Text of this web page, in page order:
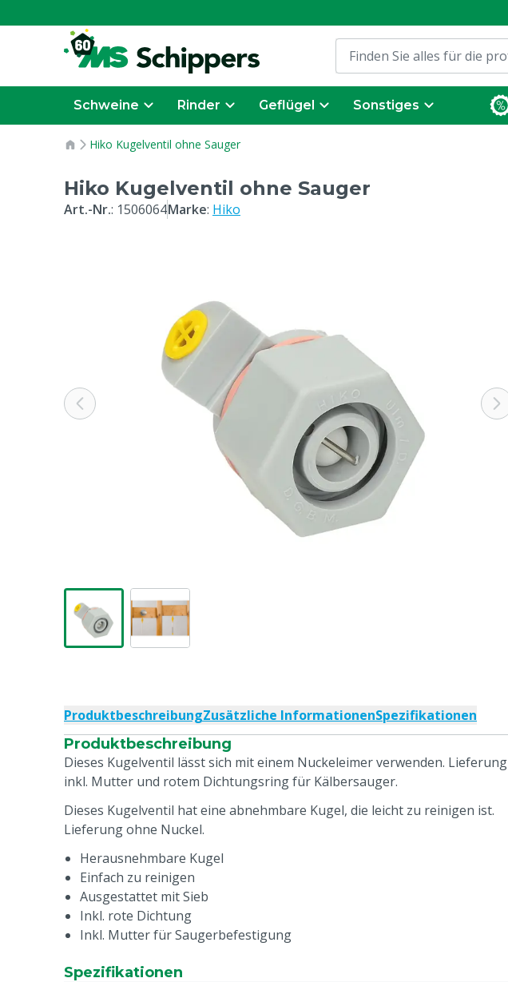
Schweine Rinder Geflügel Sonstiges
Hiko Kugelventil ohne Sauger
Hiko Kugelventil ohne Sauger
Art.-Nr.: 1506064Marke: Hiko
ProduktbeschreibungZusätzliche InformationenSpezifikationen
Produktbeschreibung
Dieses Kugelventil lässt sich mit einem Nuckeleimer verwenden. Lieferung
inkl. Mutter und rotem Dichtungsring für Kälbersauger.
Dieses Kugelventil hat eine abnehmbare Kugel, die leicht zu reinigen ist.
Lieferung ohne Nuckel.
Herausnehmbare Kugel
Einfach zu reinigen
Ausgestattet mit Sieb
Inkl. rote Dichtung
Inkl. Mutter für Saugerbefestigung
Spezifikationen